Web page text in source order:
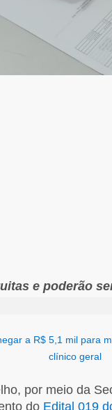
e poderão
a R$ 5,1 mil para
clínico geral
por meio da
do Edital 019